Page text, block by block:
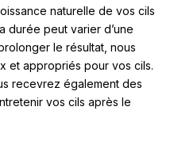
naturelle de vos cils
durée peut varier d’une
le résultat, nous
et appropriés pour vos cils.
recevrez également des
vos cils après le